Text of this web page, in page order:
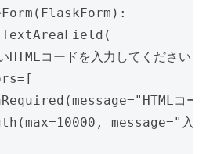
HTMLコードを入力してください
コー
message="入力